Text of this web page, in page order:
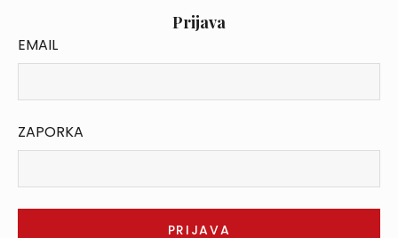
Prijava
EMAIL
ZAPORKA